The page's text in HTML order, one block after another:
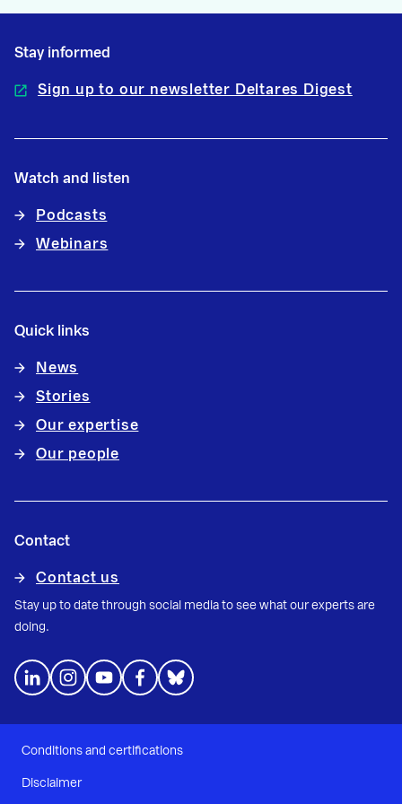
Stay informed
Sign up to our newsletter Deltares Digest
Watch and listen
Podcasts
Webinars
Quick links
News
Stories
Our expertise
Our people
Contact
Contact us
Stay up to date through social media to see what our experts are
doing.
Conditions and certifications
Disclaimer